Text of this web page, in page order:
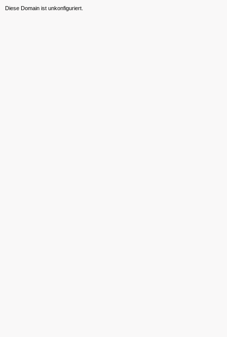
Diese Domain ist unkonfiguriert.